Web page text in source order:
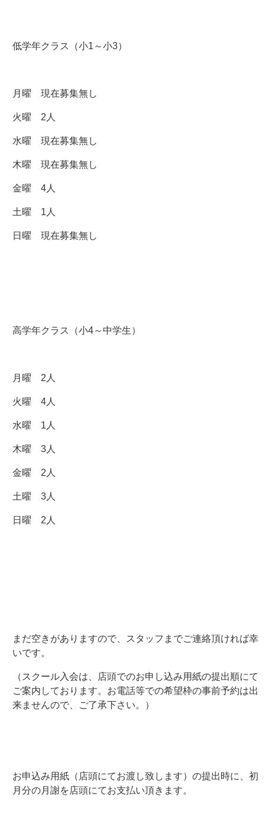
低学年クラス（小1～小3）
月曜 現在募集無し
火曜 2人
水曜 現在募集無し
木曜 現在募集無し
金曜 4人
土曜 1人
日曜 現在募集無し
高学年クラス（小4～中学生）
月曜 2人
火曜 4人
水曜 1人
木曜 3人
金曜 2人
土曜 3人
日曜 2人
まだ空きがありますので、スタッフまでご連絡頂ければ幸
いです。
（スクール入会は、店頭でのお申し込み用紙の提出順にて
ご案内しております。お電話等での希望枠の事前予約は出
来ませんので、ご了承下さい。）
お申込み用紙（店頭にてお渡し致します）の提出時に、初
月分の月謝を店頭にてお支払い頂きます。